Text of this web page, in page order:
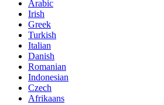
Arabic
Irish
Greek
Turkish
Italian
Danish
Romanian
Indonesian
Czech
Afrikaans